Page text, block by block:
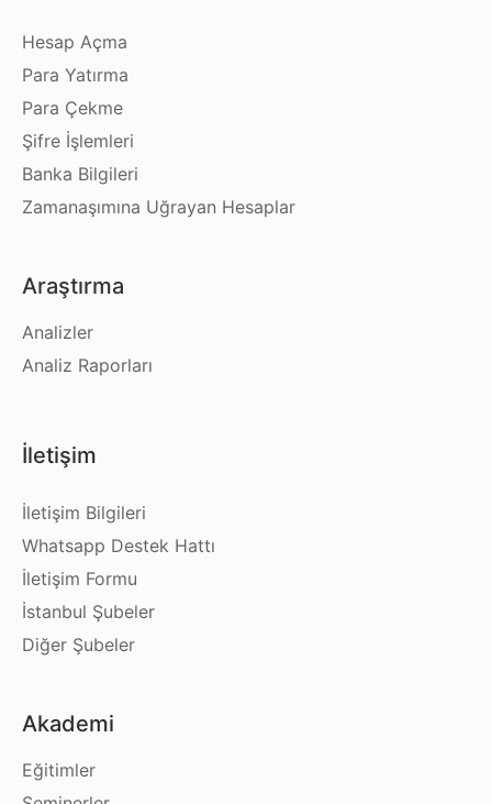
Hesap Açma
Para Yatırma
Para Çekme
Şifre İşlemleri
Banka Bilgileri
Zamanaşımına Uğrayan Hesaplar
Araştırma
Analizler
Analiz Raporları
İletişim
İletişim Bilgileri
Whatsapp Destek Hattı
İletişim Formu
İstanbul Şubeler
Diğer Şubeler
Akademi
Eğitimler